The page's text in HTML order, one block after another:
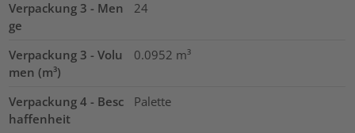
Verpackung 3 - Men
ge
24
Verpackung 3 - Volu
men (m³)
0.0952 m³
Verpackung 4 - Besc
haffenheit
Palette